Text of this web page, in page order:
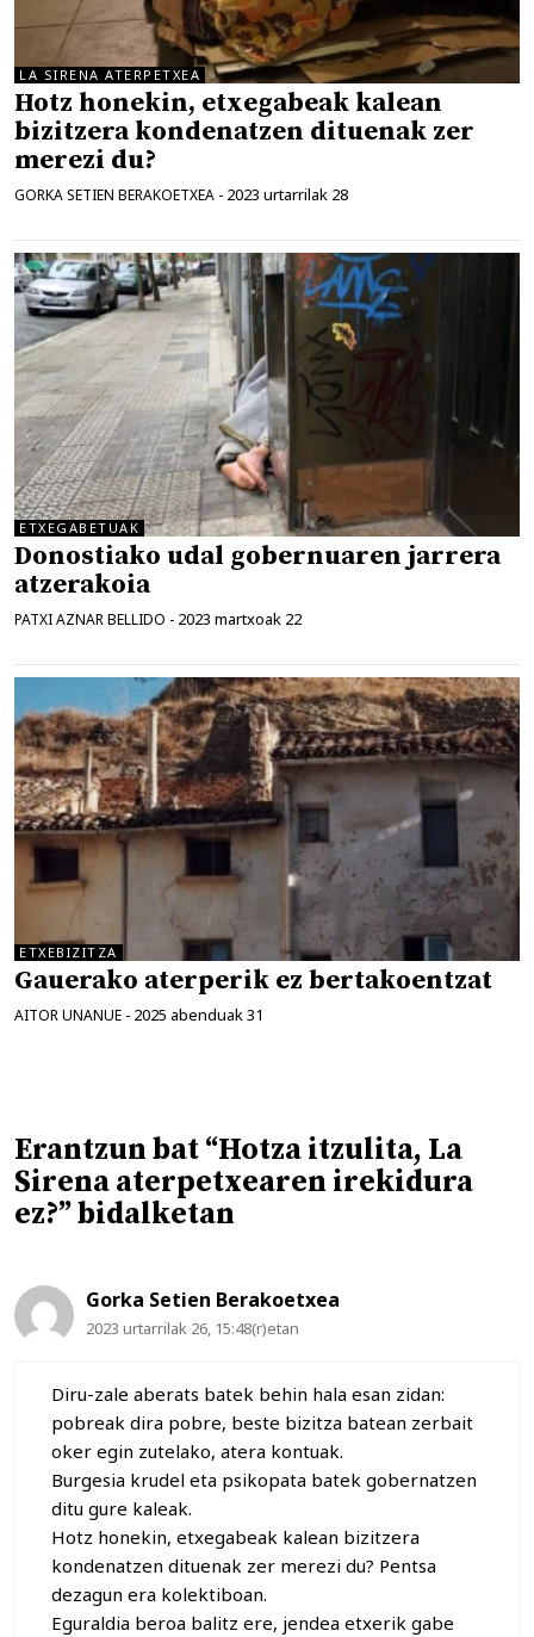
LA SIRENA ATERPETXEA
Hotz honekin, etxegabeak kalean
bizitzera kondenatzen dituenak zer
merezi du?
GORKA SETIEN BERAKOETXEA - 2023 urtarrilak 28
ETXEGABETUAK
Donostiako udal gobernuaren jarrera
atzerakoia
PATXI AZNAR BELLIDO - 2023 martxoak 22
ETXEBIZITZA
Gauerako aterperik ez bertakoentzat
AITOR UNANUE - 2025 abenduak 31
Erantzun bat “Hotza itzulita, La
Sirena aterpetxearen irekidura
ez?” bidalketan
Gorka Setien Berakoetxea
2023 urtarrilak 26, 15:48(r)etan
Diru-zale aberats batek behin hala esan zidan:
pobreak dira pobre, beste bizitza batean zerbait
oker egin zutelako, atera kontuak.
Burgesia krudel eta psikopata batek gobernatzen
ditu gure kaleak.
Hotz honekin, etxegabeak kalean bizitzera
kondenatzen dituenak zer merezi du? Pentsa
dezagun era kolektiboan.
Eguraldia beroa balitz ere, jendea etxerik gabe